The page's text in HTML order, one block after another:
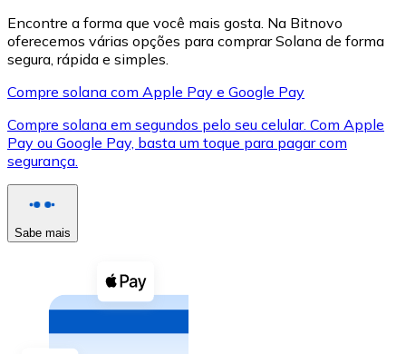
XRP
XRP
Ver tudo
Cupons cripto
Compre criptomoedas com dinheiro e outros
Comprar com dinheiro
Encontre a forma que você mais gosta. Na Bitnovo
oferecemos várias opções para comprar Solana de forma
segura, rápida e simples.
Compre solana com Apple Pay e Google Pay
Compre solana em segundos pelo seu celular. Com Apple
Pay ou Google Pay, basta um toque para pagar com
segurança.
Sabe mais